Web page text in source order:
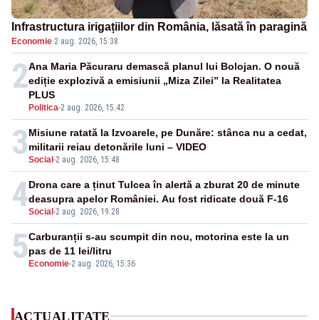
Infrastructura irigațiilor din România, lăsată în paragină
Economie·2 aug. 2026, 15:38
2
Politica-2 aug. 2026, 15:42
Ana Maria Păcuraru demască planul lui Bolojan. O nouă
ediție explozivă a emisiunii „Miza Zilei” la Realitatea
PLUS
3Social -2 aug. 2026, 15:48
Misiune ratată la Izvoarele, pe Dunăre: stânca nu a cedat,
militarii reiau detonările luni – VIDEO
4Social -2 aug. 2026, 19:28
Drona care a ținut Tulcea în alertă a zburat 20 de minute
deasupra apelor României. Au fost ridicate două F-16
5 Economie-2 aug. 2026, 15:36
Carburanții s-au scumpit din nou, motorina este la un
pas de 11 lei/litru
ACTUALITATE